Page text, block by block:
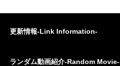
更新情報-Link Information-
ランダム動画紹介-Random Movie-